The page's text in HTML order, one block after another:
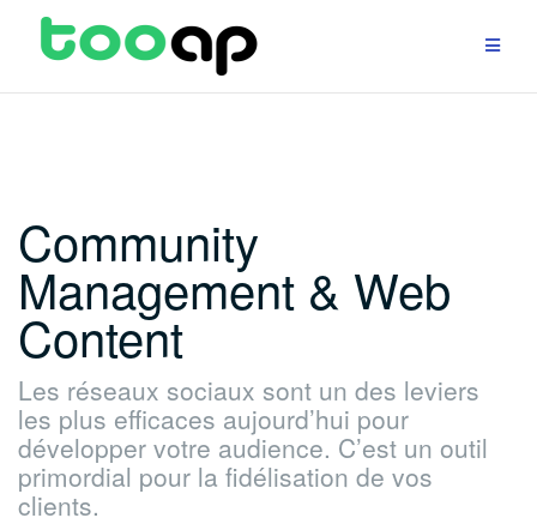
Community
Management & Web
Content
Les réseaux sociaux sont un des leviers
les plus efficaces aujourd’hui pour
développer votre audience. C’est un outil
primordial pour la fidélisation de vos
clients.